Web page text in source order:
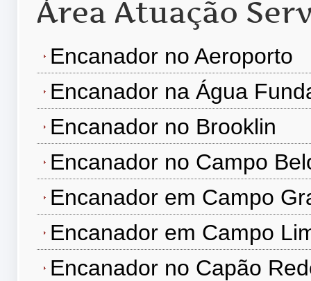
Área Atuação
Encanador no Aeroporto
Encanador na Água
Encanador no Brooklin
Encanador no Campo
Encanador em Campo
Encanador em Campo
Encanador no Capão